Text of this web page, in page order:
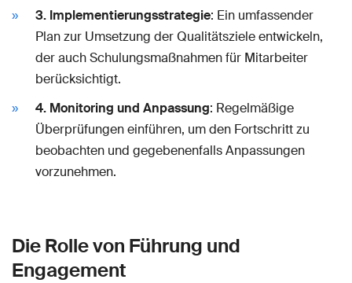
3. Implementierungsstrategie: Ein umfassender
Plan zur Umsetzung der Qualitätsziele entwickeln,
der auch Schulungsmaßnahmen für Mitarbeiter
berücksichtigt.
4. Monitoring und Anpassung: Regelmäßige
Überprüfungen einführen, um den Fortschritt zu
beobachten und gegebenenfalls Anpassungen
vorzunehmen.
Die Rolle von Führung und
Engagement